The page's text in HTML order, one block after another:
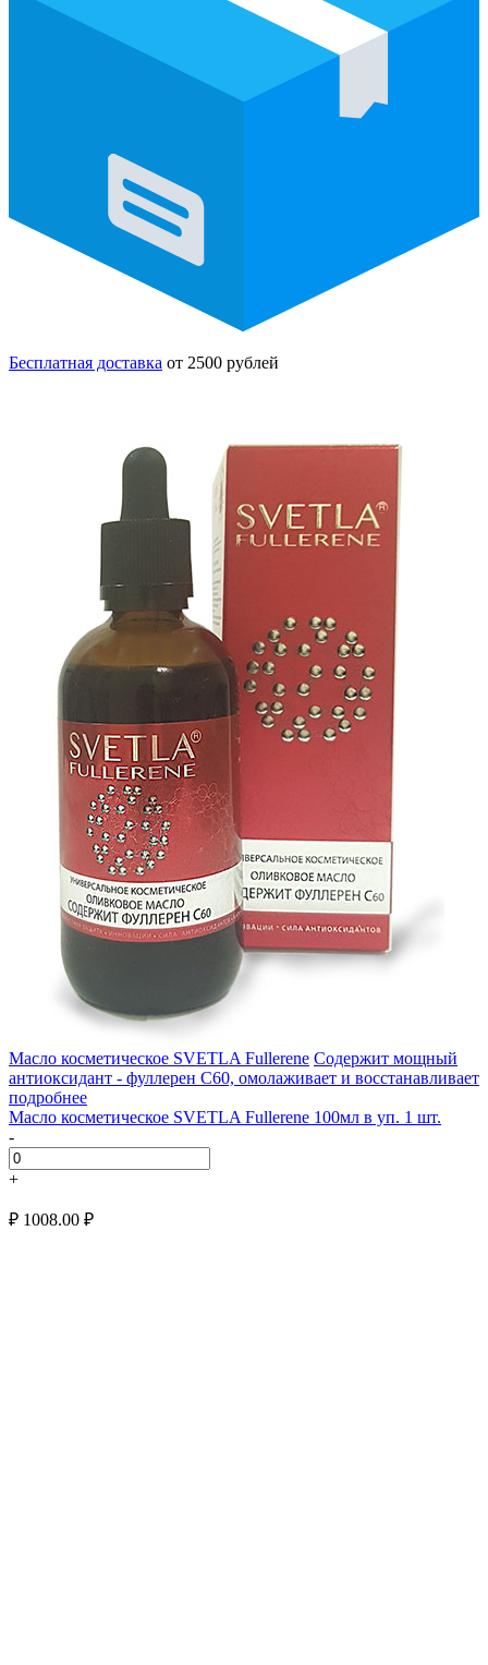
Бесплатная доставка от 2500 рублей
Масло косметическое SVETLA Fullerene Содержит мощный
антиоксидант - фуллерен С60, омолаживает и восстанавливает
подробнее
Масло косметическое SVETLA Fullerene 100мл в уп. 1 шт.
-
+
₽ 1008.00 ₽